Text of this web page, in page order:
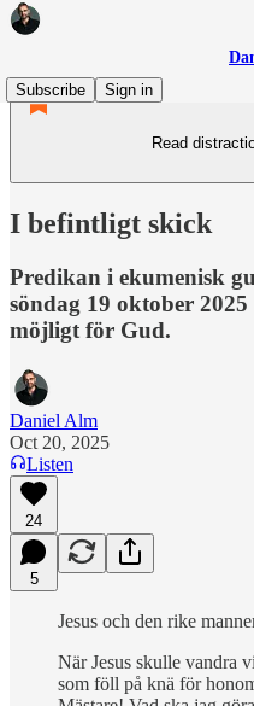
Subscribe
Sign in
Read
I befintligt skick
Predikan i ekumenisk
söndag 19 oktober
möjligt för Gud.
Daniel Alm
Oct 20, 2025
Listen
24
5
Jesus och den rike
När Jesus skulle vandra
som föll på knä för